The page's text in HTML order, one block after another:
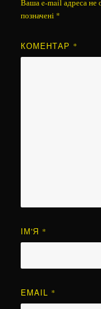
Ваша e-mail адреса не
позначені *
КОМЕНТАР *
ІМ'Я *
EMAIL *